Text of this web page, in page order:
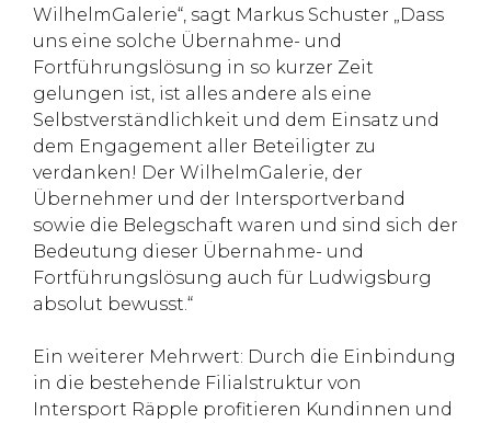
WilhelmGalerie“, sagt Markus Schuster „Dass
uns eine solche Übernahme- und
Fortführungslösung in so kurzer Zeit
gelungen ist, ist alles andere als eine
Selbstverständlichkeit und dem Einsatz und
dem Engagement aller Beteiligter zu
verdanken! Der WilhelmGalerie, der
Übernehmer und der Intersportverband
sowie die Belegschaft waren und sind sich der
Bedeutung dieser Übernahme- und
Fortführungslösung auch für Ludwigsburg
absolut bewusst.“
Ein weiterer Mehrwert: Durch die Einbindung
in die bestehende Filialstruktur von
Intersport Räpple profitieren Kundinnen und